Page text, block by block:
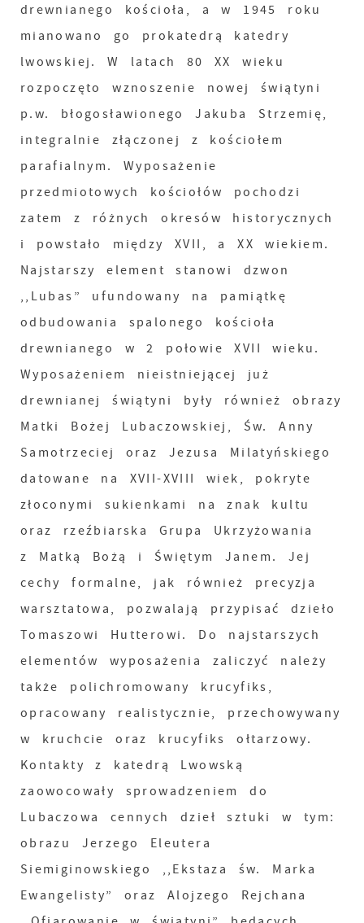
drewnianego kościoła, a w 1945 roku
mianowano go prokatedrą katedry
lwowskiej. W latach 80 XX wieku
rozpoczęto wznoszenie nowej świątyni
p.w. błogosławionego Jakuba Strzemię,
integralnie złączonej z kościołem
parafialnym. Wyposażenie
przedmiotowych kościołów pochodzi
zatem z różnych okresów historycznych
i powstało między XVII, a XX wiekiem.
Najstarszy element stanowi dzwon
,,Lubas” ufundowany na pamiątkę
odbudowania spalonego kościoła
drewnianego w 2 połowie XVII wieku.
Wyposażeniem nieistniejącej już
drewnianej świątyni były również obrazy
Matki Bożej Lubaczowskiej, Św. Anny
Samotrzeciej oraz Jezusa Milatyńskiego
datowane na XVII-XVIII wiek, pokryte
złoconymi sukienkami na znak kultu
oraz rzeźbiarska Grupa Ukrzyżowania
z Matką Bożą i Świętym Janem. Jej
cechy formalne, jak również precyzja
warsztatowa, pozwalają przypisać dzieło
Tomaszowi Hutterowi. Do najstarszych
elementów wyposażenia zaliczyć należy
także polichromowany krucyfiks,
opracowany realistycznie, przechowywany
w kruchcie oraz krucyfiks ołtarzowy.
Kontakty z katedrą Lwowską
zaowocowały sprowadzeniem do
Lubaczowa cennych dzieł sztuki w tym:
obrazu Jerzego Eleutera
Siemiginowskiego ,,Ekstaza św. Marka
Ewangelisty” oraz Alojzego Rejchana